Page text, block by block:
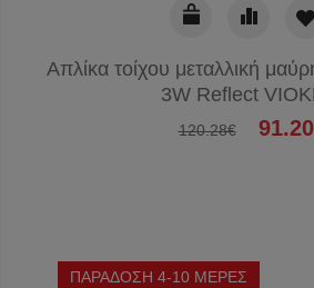
Απλίκα τοίχου μεταλλική
3W Reflect
120.28€
ΠΑΡΑΔΟΣΗ 4-10 ΜΕΡΕΣ